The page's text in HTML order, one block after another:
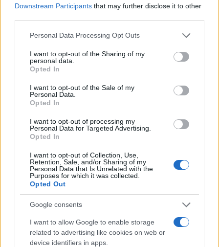
Downstream Participants that may further disclose it to other
Please note that this website/app uses one or more Google
not limited to your visit or usage behaviour. You may click to
grant or deny consent to Google and its third-party tags to
use your data for below specified purposes in below Google
consent section.
Personal Data Processing Opt Outs
I want to opt-out of the Sharing of my
personal data.
Opted In
I want to opt-out of the Sale of my
Personal Data.
Opted In
I want to opt-out of processing my
Personal Data for Targeted Advertising.
Opted In
I want to opt-out of Collection, Use,
Retention, Sale, and/or Sharing of my
Personal Data that Is Unrelated with the
Purposes for which it was collected.
Opted Out
Google consents
I want to allow Google to enable storage
related to advertising like cookies on web or
device identifiers in apps.
MOTORI
l’attenzione verso il noleggio auto
Redazione Sport Magazine · 6 Ago 2026
PIÙ LETTI
Il film su Gilles Villeneuve arriva nelle sale: tutto
quello che c’è da sapere